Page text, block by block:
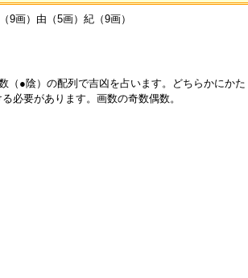
9画）由（5画）紀（9画）
（●陰）の配列で吉凶を占います。どちらかにかた
必要があります。画数の奇数偶数。